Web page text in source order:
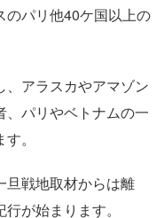
のパリ他40ケ国以上の
アラスカやアマゾン
パリやベトナムの一
。
旦戦地取材からは離
が始まります。